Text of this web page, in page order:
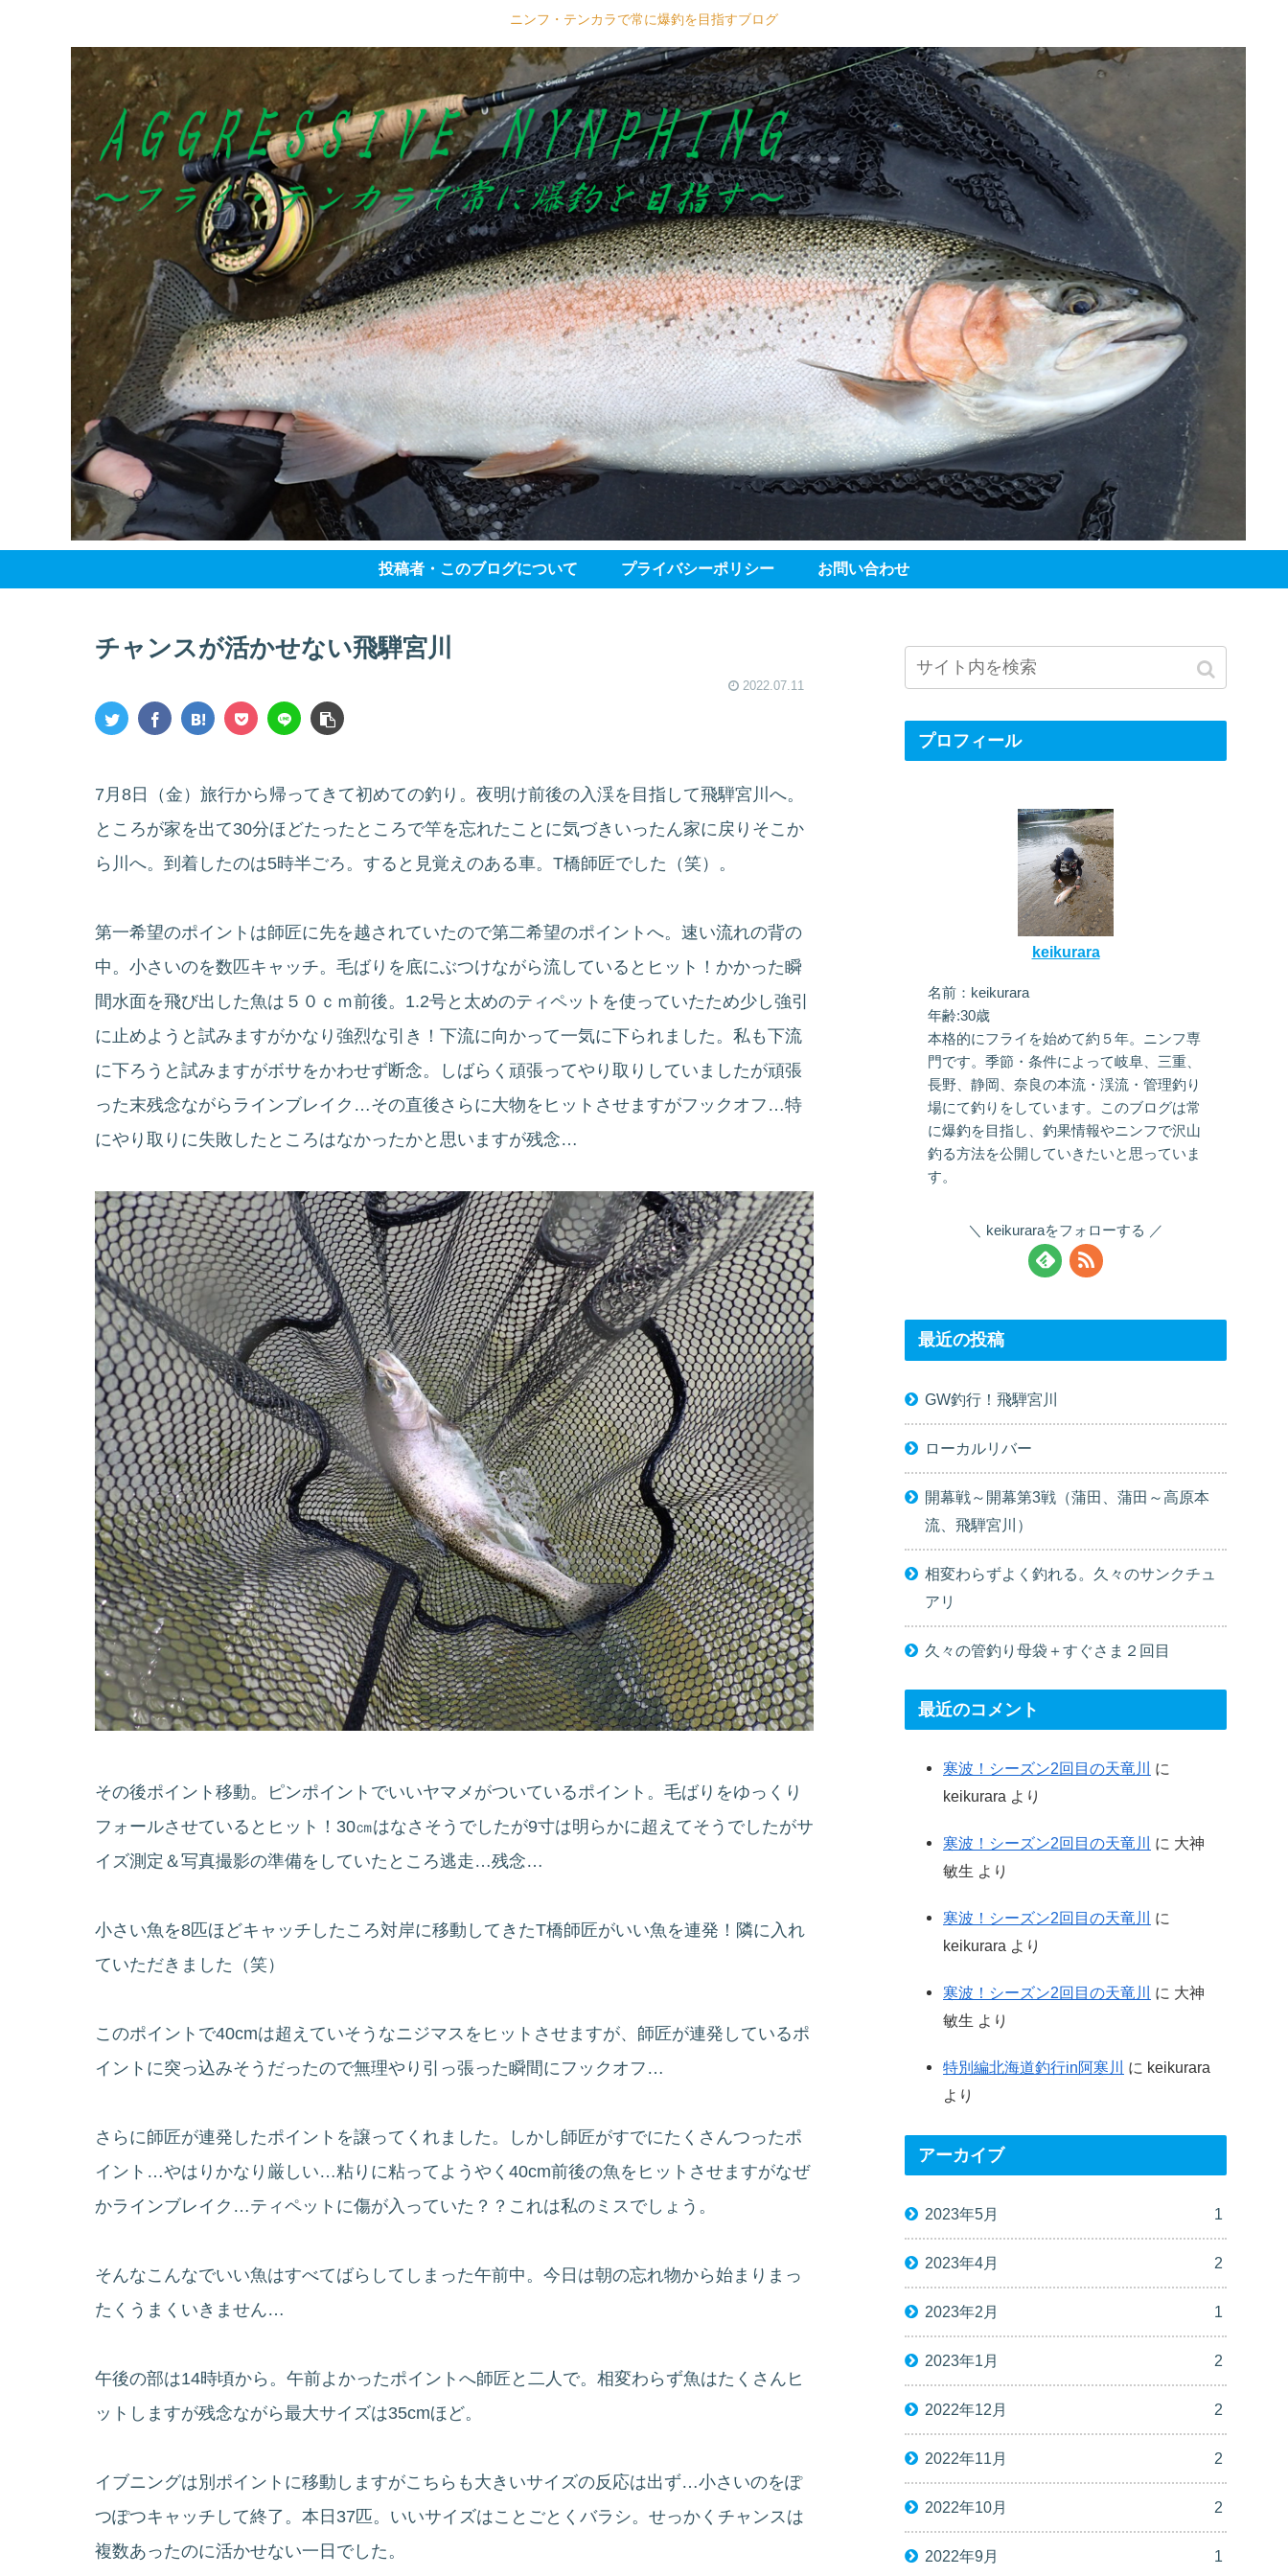
ニンフ・テンカラで常に爆釣を目指すブログ
投稿者・このブログについて プライバシーポリシー お問い合わせ
チャンスが活かせない飛騨宮川
2022.07.11
7月8日（金）旅行から帰ってきて初めての釣り。夜明け前後の入渓を目指して飛騨宮川へ。
ところが家を出て30分ほどたったところで竿を忘れたことに気づきいったん家に戻りそこか
ら川へ。到着したのは5時半ごろ。すると見覚えのある車。T橋師匠でした（笑）。
第一希望のポイントは師匠に先を越されていたので第二希望のポイントへ。速い流れの背の
中。小さいのを数匹キャッチ。毛ばりを底にぶつけながら流しているとヒット！かかった瞬
間水面を飛び出した魚は５０ｃｍ前後。1.2号と太めのティペットを使っていたため少し強引
に止めようと試みますがかなり強烈な引き！下流に向かって一気に下られました。私も下流
に下ろうと試みますがボサをかわせず断念。しばらく頑張ってやり取りしていましたが頑張
った末残念ながらラインブレイク…その直後さらに大物をヒットさせますがフックオフ…特
にやり取りに失敗したところはなかったかと思いますが残念…
その後ポイント移動。ピンポイントでいいヤマメがついているポイント。毛ばりをゆっくり
フォールさせているとヒット！30㎝はなさそうでしたが9寸は明らかに超えてそうでしたがサ
イズ測定＆写真撮影の準備をしていたところ逃走…残念…
小さい魚を8匹ほどキャッチしたころ対岸に移動してきたT橋師匠がいい魚を連発！隣に入れ
ていただきました（笑）
このポイントで40cmは超えていそうなニジマスをヒットさせますが、師匠が連発しているポ
イントに突っ込みそうだったので無理やり引っ張った瞬間にフックオフ…
さらに師匠が連発したポイントを譲ってくれました。しかし師匠がすでにたくさんつったポ
イント…やはりかなり厳しい…粘りに粘ってようやく40cm前後の魚をヒットさせますがなぜ
かラインブレイク…ティペットに傷が入っていた？？これは私のミスでしょう。
そんなこんなでいい魚はすべてばらしてしまった午前中。今日は朝の忘れ物から始まりまっ
たくうまくいきません…
午後の部は14時頃から。午前よかったポイントへ師匠と二人で。相変わらず魚はたくさんヒ
ットしますが残念ながら最大サイズは35cmほど。
イブニングは別ポイントに移動しますがこちらも大きいサイズの反応は出ず…小さいのをぽ
つぽつキャッチして終了。本日37匹。いいサイズはことごとくバラシ。せっかくチャンスは
複数あったのに活かせない一日でした。
プロフィール
keikurara
名前：keikurara
年齢:30歳
本格的にフライを始めて約５年。ニンフ専
門です。季節・条件によって岐阜、三重、
長野、静岡、奈良の本流・渓流・管理釣り
場にて釣りをしています。このブログは常
に爆釣を目指し、釣果情報やニンフで沢山
釣る方法を公開していきたいと思っていま
す。
keikuraraをフォローする
最近の投稿
GW釣行！飛騨宮川
ローカルリバー
開幕戦～開幕第3戦（蒲田、蒲田～高原本
流、飛騨宮川）
相変わらずよく釣れる。久々のサンクチュ
アリ
久々の管釣り母袋＋すぐさま２回目
最近のコメント
寒波！シーズン2回目の天竜川
に
keikurara より
寒波！シーズン2回目の天竜川 に 大神
敏生 より
寒波！シーズン2回目の天竜川
に
keikurara より
寒波！シーズン2回目の天竜川 に 大神
敏生 より
特別編北海道釣行in阿寒川 に keikurara
より
アーカイブ
2023年5月 1
2023年4月 2
2023年2月 1
2023年1月 2
2022年12月 2
2022年11月 2
2022年10月 2
2022年9月 1